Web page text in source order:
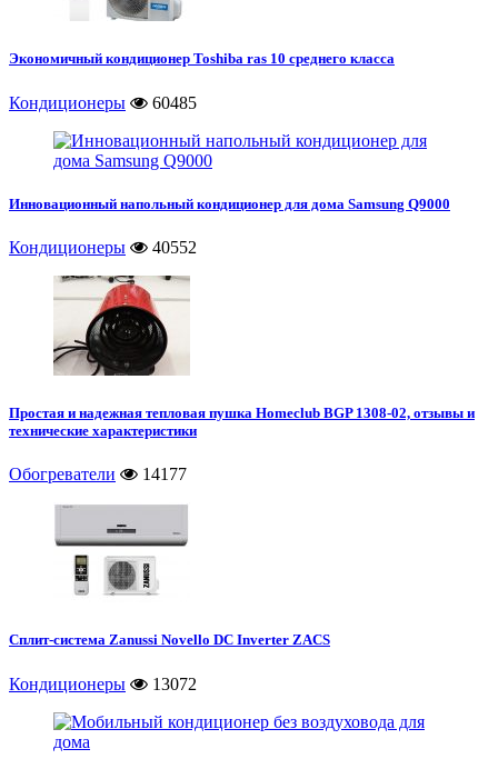
Экономичный кондиционер Toshiba ras 10 среднего класса
Кондиционеры 60485
Инновационный напольный кондиционер для дома Samsung Q9000
Кондиционеры 40552
Простая и надежная тепловая пушка Homeclub BGP 1308-02, отзывы и
технические характеристики
Обогреватели 14177
Сплит-система Zanussi Novello DC Inverter ZACS
Кондиционеры 13072